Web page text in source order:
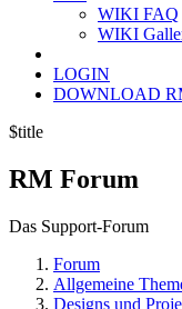
WIKI FAQ
WIKI
LOGIN
DOWNLOAD
$title
RM Forum
Das Support-Forum
Forum
Allgemeine
Designs und